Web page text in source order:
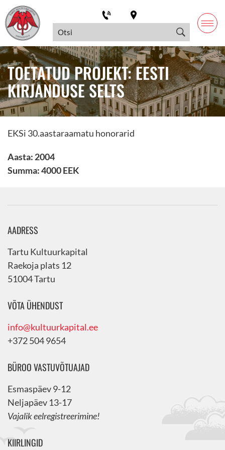
TOETATUD PROJEKT: EESTI
KIRJANDUSE SELTS
EKSi 30.aastaraamatu honorarid
Aasta: 2004
Summa: 4000 EEK
AADRESS
Tartu Kultuurkapital
Raekoja plats 12
51004 Tartu
VÕTA ÜHENDUST
info@kultuurkapital.ee
+372 504 9654
BÜROO VASTUVÕTUAJAD
Esmaspäev 9-12
Neljapäev 13-17
Vajalik eelregistreerimine!
KIIRLINGID